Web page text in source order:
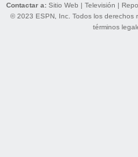
Contactar a: Sitio Web | Televisión |
© 2023 ESPN, Inc. Todos los derechos
términos